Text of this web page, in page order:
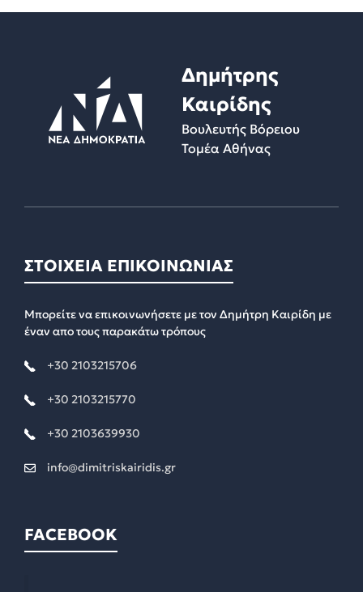
Δημήτρης
Καιρίδης
Βουλευτής Βόρειου
Τομέα Αθήνας
ΣΤΟΙΧΕΙΑ ΕΠΙΚΟΙΝΩΝΙΑΣ
Μπορείτε να επικοινωνήσετε με τον Δημήτρη Καιρίδη με
έναν απο τους παρακάτω τρόπους
+30 2103215706
+30 2103215770
+30 2103639930
info@dimitriskairidis.gr
FACEBOOK